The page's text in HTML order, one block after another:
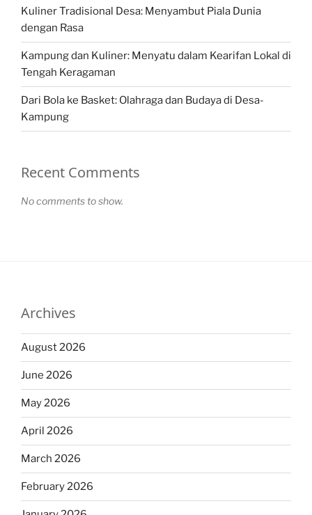
Kuliner Tradisional Desa: Menyambut Piala Dunia
dengan Rasa
Kampung dan Kuliner: Menyatu dalam Kearifan Lokal di
Tengah Keragaman
Dari Bola ke Basket: Olahraga dan Budaya di Desa-
Kampung
Recent Comments
No comments to show.
Archives
August 2026
June 2026
May 2026
April 2026
March 2026
February 2026